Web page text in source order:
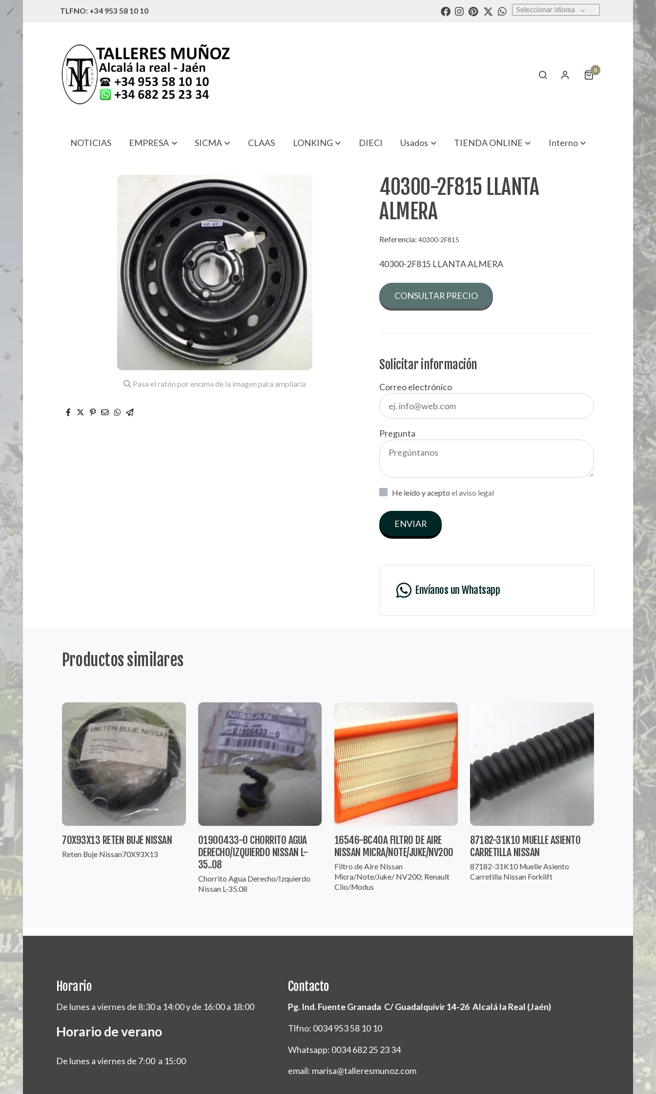
TLFNO: +34 953 58 10 10 Seleccionar idioma
0
NOTICIAS EMPRESA SICMA CLAAS LONKING DIECI Usados TIENDA ONLINE Interno
40300-2F815 LLANTA ALMERA
Pasa el ratón por encima de la imagen para ampliarla
40300-2F815 LLANTA
ALMERA
Referencia:40300-2F815
40300-2F815 LLANTA ALMERA
CONSULTAR PRECIO
Solicitar información
Correo electrónico
Pregunta
He leído y acepto el aviso legal
ENVIAR
Envíanos un Whatsapp
Productos similares
70X93X13 RETEN BUJE NISSAN
Reten Buje Nissan70X93X13
01900433-0 CHORRITO AGUA
DERECHO/IZQUIERDO NISSAN L-
35..08
Chorrito Agua Derecho/Izquierdo
Nissan L-35.08
16546-BC40A FILTRO DE AIRE
NISSAN MICRA/NOTE/JUKE/NV200
Filtro de Aire Nissan
Micra/Note/Juke/ NV200; Renault
Clio/Modus
87182-31K10 MUELLE ASIENTO
CARRETILLA NISSAN
87182-31K10 Muelle Asiento
Carretilla Nissan Forklift
Horario
De lunes a viernes de 8:30 a 14:00 y de 16:00 a 18:00
Horario de verano
De lunes a viernes de 7:00 a 15:00
Contacto
Pg. Ind. Fuente Granada C/ Guadalquivir 14-26 Alcalá la Real (Jaén)
Tlfno: 0034 953 58 10 10
Whatsapp: 0034 682 25 23 34
email: marisa@talleresmunoz.com